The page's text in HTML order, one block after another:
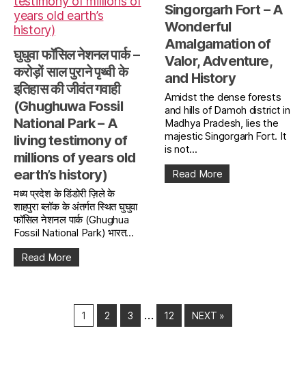
घुघुवा फॉसिल नेशनल पार्क –
करोड़ों साल पुराने पृथ्वी के
इतिहास की जीवंत गवाही
(Ghughuwa Fossil
National Park – A
living testimony of
millions of years old
earth’s history)
मध्य प्रदेश के डिंडोरी ज़िले के
शाहपुरा ब्लॉक के अंतर्गत स्थित घुघुवा
फॉसिल नेशनल पार्क (Ghughua
Fossil National Park) भारत...
Read More
Singorgarh Fort – A
Wonderful
Amalgamation of
Valor, Adventure,
and History
Amidst the dense forests
and hills of Damoh district in
Madhya Pradesh, lies the
majestic Singorgarh Fort. It
is not...
Read More
1 2 3 … 12 NEXT »